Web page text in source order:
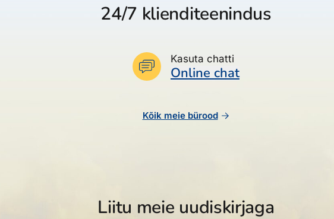
24/7 klienditeenindus
Kasuta chatti
Online chat
Kõik meie bürood
Liitu meie uudiskirjaga